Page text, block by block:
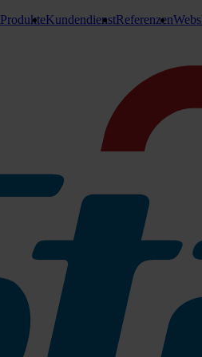
ProdukteKundendienstReferenzen